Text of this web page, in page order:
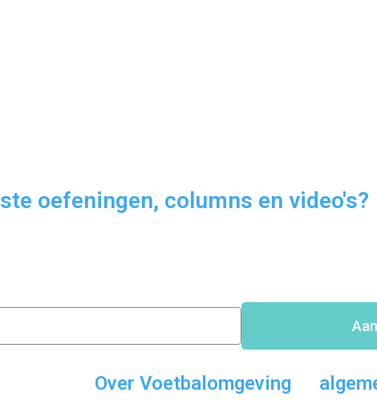
oefeningen, columns en video's?
Over Voetbalomgeving